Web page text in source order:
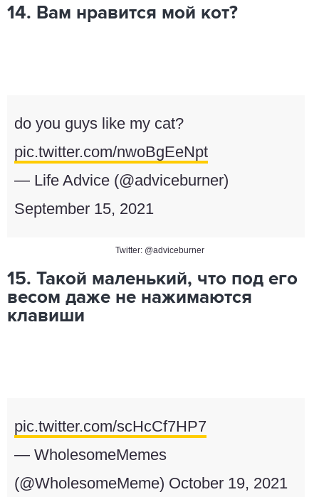
14. Вам нравится мой кот?
do you guys like my cat?
pic.twitter.com/nwoBgEeNpt
— Life Advice (@adviceburner)
September 15, 2021
Twitter: @adviceburner
15. Такой маленький, что под его
весом даже не нажимаются
клавиши
pic.twitter.com/scHcCf7HP7
— WholesomeMemes
(@WholesomeMeme) October 19, 2021